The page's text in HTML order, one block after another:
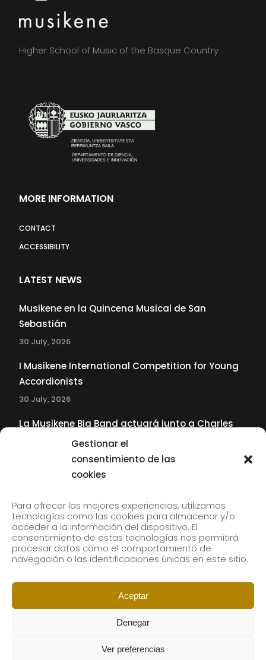
Gestionar el
consentimiento de las
cookies
Para ofrecer las mejores experiencias, utilizamos
tecnologías como las cookies para almacenar y/o
acceder a la información del dispositivo. El
consentimiento de estas tecnologías nos permitirá
procesar datos como el comportamiento de
navegación o las identificaciones únicas en este sitio.
Aceptar
Denegar
Ver preferencias
Higher School of Music of the Basque Country
MORE INFORMATION
CONTACT
ACCESSIBILITY
LATEST NEWS
Musikene en la Quincena Musical de San
Sebastián
30 July, 2026
I Musikene International Competition for Young
Accordionists
30 July, 2026
La Musikene Big Band actuará junto a Charles
Tolliver en el 61 Jazzaldia
Subscribe to our newsletter to receive our news by
email.